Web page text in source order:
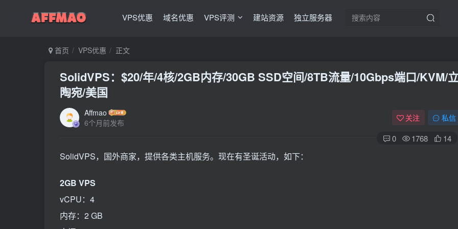
VPS优惠 域名优惠 VPS评测 建站资源 独立服务器
首页 VPS优惠 正文
SolidVPS：$20/年/4核/2GB内存/30GB SSD空间/8TB流量/10Gbps端口/KVM/
陶宛/美国
Affmao
6个月前发布
关注 私信
0 1768 14
SolidVPS，国外商家，提供各类主机服务。现在有圣诞活动，如下：
2GB VPS
vCPU：4
内存：2 GB